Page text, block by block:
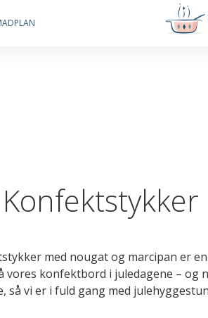
med nougat og marcipan er
vores konfektbord i juledagene – og
så vi er i fuld gang med